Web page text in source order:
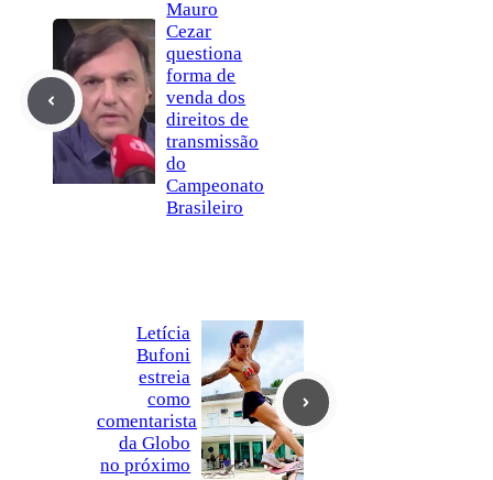
Mauro
Cezar
questiona
forma de
venda dos
direitos de
transmissão
do
Campeonato
Brasileiro
Letícia
Bufoni
estreia
como
comentarista
da Globo
no próximo